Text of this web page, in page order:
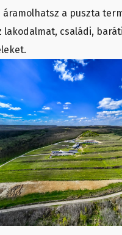
áramolhatsz a puszta
lakodalmat, családi, baráti